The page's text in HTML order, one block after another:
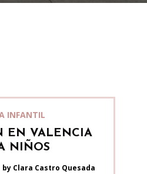
INFANTIL
EN VALENCIA
NIÑOS
by Clara Castro Quesada